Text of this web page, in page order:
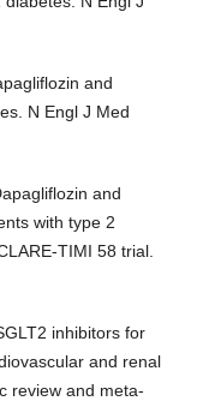
and
N Engl J Med
and
with type 2
TIMI 58 trial.
inhibitors for
and renal
review and meta-